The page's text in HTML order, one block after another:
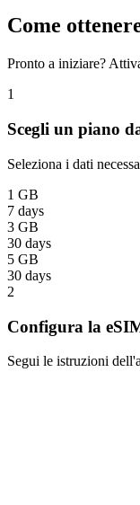
Come
Pronto a iniziare?
1
Scegli un piano
Seleziona i dati
1 GB
7 days
3 GB
30 days
5 GB
30 days
2
Configura la
Segui le istruzioni